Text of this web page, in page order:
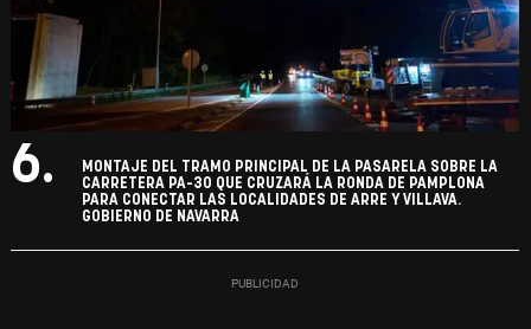
6.
MONTAJE DEL TRAMO PRINCIPAL DE LA PASARELA SOBRE LA
CARRETERA PA-30 QUE CRUZARÁ LA RONDA DE PAMPLONA
PARA CONECTAR LAS LOCALIDADES DE ARRE Y VILLAVA.
GOBIERNO DE NAVARRA